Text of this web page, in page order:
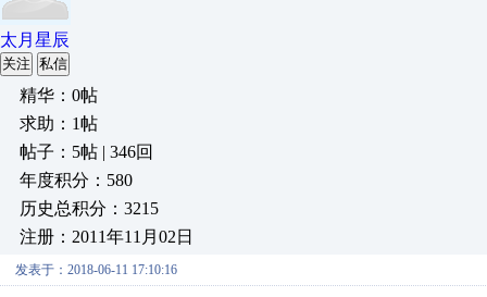
太月星辰
关注 私信
精华：0帖
求助：1帖
帖子：5帖 | 346回
年度积分：580
历史总积分：3215
注册：2011年11月02日
发表于：2018-06-11 17:10:16